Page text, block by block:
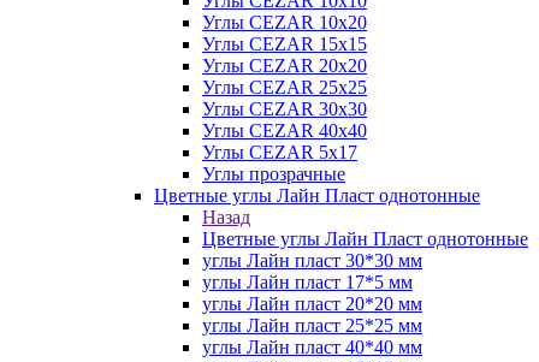
Углы CEZAR 10х20
Углы CEZAR 15х15
Углы CEZAR 20х20
Углы CEZAR 25х25
Углы CEZAR 30х30
Углы CEZAR 40х40
Углы CEZAR 5х17
Углы прозрачные
Цветные углы Лайн Пласт однотонные
Назад
Цветные углы Лайн Пласт однотонные
углы Лайн пласт 30*30 мм
углы Лайн пласт 17*5 мм
углы Лайн пласт 20*20 мм
углы Лайн пласт 25*25 мм
углы Лайн пласт 40*40 мм